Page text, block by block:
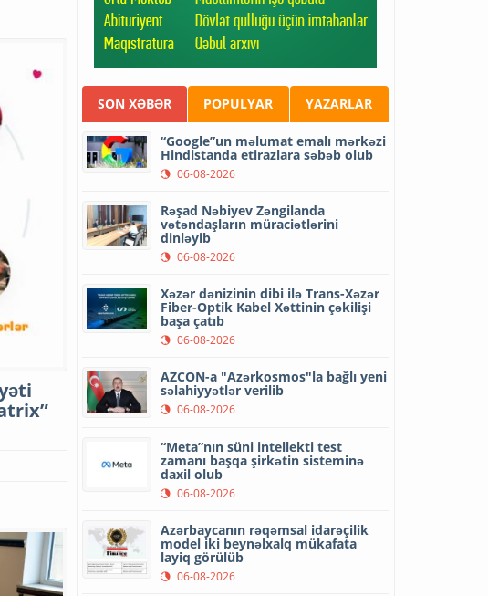
SON XƏBƏR POPULYAR YAZARLAR
“Google”un məlumat emalı mərkəzi
Hindistanda etirazlara səbəb olub
06-08-2026
Rəşad Nəbiyev Zəngilanda
vətəndaşların müraciətlərini
dinləyib
06-08-2026
Xəzər dənizinin dibi ilə Trans-Xəzər
Fiber-Optik Kabel Xəttinin çəkilişi
başa çatıb
06-08-2026
AZCON-a "Azərkosmos"la bağlı yeni
səlahiyyətlər verilib
06-08-2026
“Meta”nın süni intellekti test
zamanı başqa şirkətin sisteminə
daxil olub
06-08-2026
Azərbaycanın rəqəmsal idarəçilik
model iki beynəlxalq mükafata
layiq görülüb
06-08-2026